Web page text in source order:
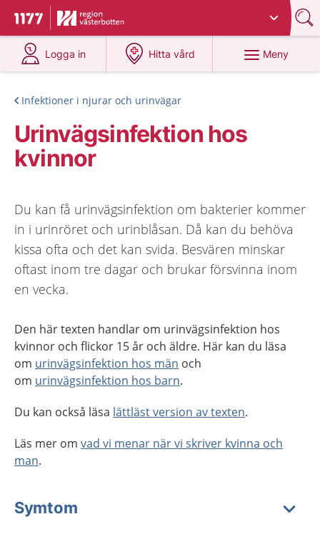
Till startsidan för 1177
Du har valt region
Logga in
på 1177.se
Hitta vård
på 1177.se
Meny
Infektioner i njurar och urinvägar
Urinvägsinfektion hos
kvinnor
Du kan få urinvägsinfektion om bakterier kommer
in i urinröret och urinblåsan. Då kan du behöva
kissa ofta och det kan svida. Besvären minskar
oftast inom tre dagar och brukar försvinna inom
en vecka.
Den här texten handlar om urinvägsinfektion hos
kvinnor och flickor 15 år och äldre. Här kan du läsa
om urinvägsinfektion hos män och
om urinvägsinfektion hos barn.
Du kan också läsa lättläst version av texten.
Läs mer om vad vi menar när vi skriver kvinna och
man.
Symtom